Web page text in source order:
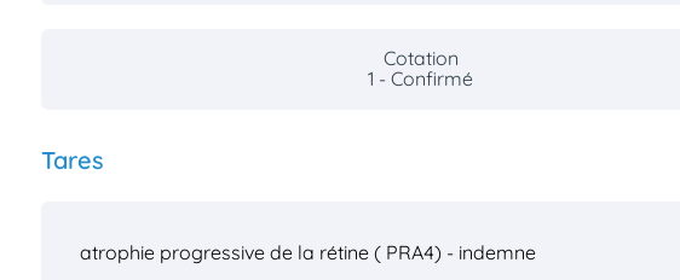
Cotation
1 - Confirmé
Tares
atrophie progressive de la rétine ( PRA4) - indemne